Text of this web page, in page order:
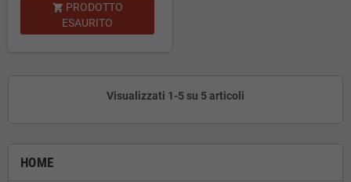
HOME
 PRODOTTO
ESAURITO
Visualizzati 1-5 su 5 articoli